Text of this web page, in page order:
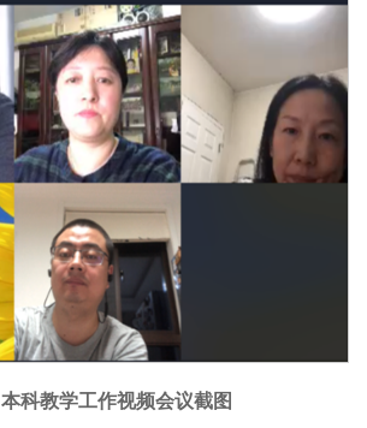
本科教学工作视频会议截图